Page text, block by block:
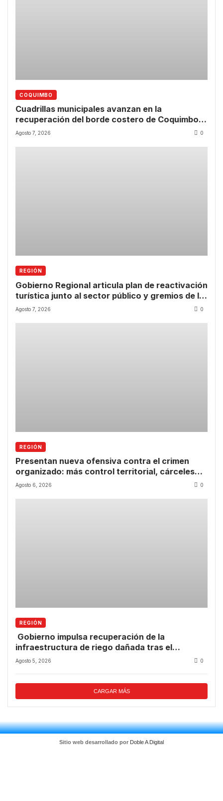
COQUIMBO
Cuadrillas municipales avanzan en la
recuperación del borde costero de Coquimbo
tras las lluvias
Agosto 7, 2026 0
REGIÓN
Gobierno Regional articula plan de reactivación
turística junto al sector público y gremios de la
Región de Coquimbo
Agosto 7, 2026 0
REGIÓN
Presentan nueva ofensiva contra el crimen
organizado: más control territorial, cárceles
más estrictas y decomiso de bienes
Agosto 6, 2026 0
REGIÓN
Gobierno impulsa recuperación de la
infraestructura de riego dañada tras el
temporal.
Agosto 5, 2026 0
CARGAR MÁS
Sitio web desarrollado por Doble A Digital